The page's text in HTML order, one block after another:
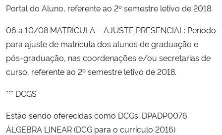
Portal do Aluno, referente ao 2º semestre letivo de 2018.
06 a 10/08 MATRÍCULA – AJUSTE PRESENCIAL: Período
para ajuste de matrícula dos alunos de graduação e
pós-graduação, nas coordenações e/ou secretarias de
curso, referente ao 2º semestre letivo de 2018.
*** DCGS
Estão sendo oferecidas como DCGs: DPADP0076
ÁLGEBRA LINEAR (DCG para o currículo 2016)